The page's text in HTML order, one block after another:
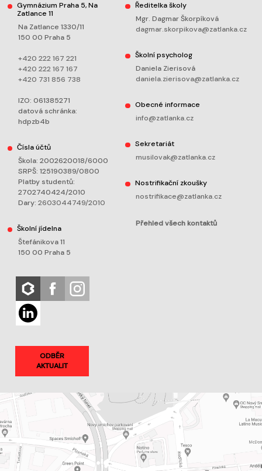
Gymnázium Praha 5, Na
Zatlance 11
Na Zatlance 1330/11
150 00 Praha 5
+420 222 167 221
+420 222 167 167
+420 731 856 738
IZO: 061385271
datová schránka:
hdpzb4b
Čísla účtů
Škola: 2002620018/6000
SRPŠ: 125190389/0800
Platby studentů:
2702740424/2010
Dary: 2603044749/2010
Školní jídelna
Štefánikova 11
150 00 Praha 5
ODBĚR
AKTUALIT
Ředitelka školy
Mgr. Dagmar Škorpíková
dagmar.skorpikova@zatlanka.cz
Školní psycholog
Daniela Zierisová
daniela.zierisova@zatlanka.cz
Obecné informace
info@zatlanka.cz
Sekretariát
musilovak@zatlanka.cz
Nostrifikační zkoušky
nostrifikace@zatlanka.cz
Přehled všech kontaktů